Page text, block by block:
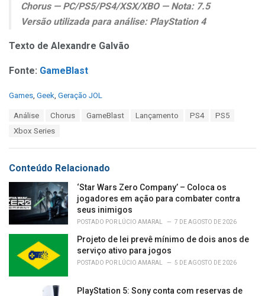
Chorus — PC/PS5/PS4/XSX/XBO — Nota: 7.5
Versão utilizada para análise: PlayStation 4
Texto de Alexandre Galvão
Fonte: GameBlast
C
i
e
:
Games, Geek, Geração JOL
Análise Chorus GameBlast Lançamento PS4
PS5
Xbox Series
Conteúdo Relacionado
‘Star Wars Zero Company’ – Coloca os
jogadores em ação para combater contra
seus inimigos
POSTADO POR LÚCIO AMARAL 7 DE AGOSTO DE 2026
Projeto de lei prevê mínimo de dois anos de
serviço ativo para jogos
POSTADO POR LÚCIO AMARAL 5 DE AGOSTO DE 2026
PlayStation 5: Sony conta com reservas de